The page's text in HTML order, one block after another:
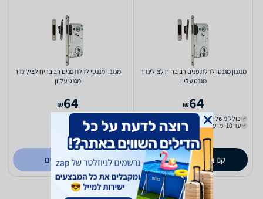
מנגנון מגנטי לדלת פנים רב בריח לצילינדר
מגנט עליון
64
₪
כולל משלוח (₪22)
עד 10 ימי עסקים
קנו ב- zapstore
מנגנון מגנטי לדלת פנים רב בריח לצילינדר
מגנט עליון
64
₪
כולל משלוח (₪22)
עד 4 ימי עסקים
ב- LOCK ME
לפרטים נוספים